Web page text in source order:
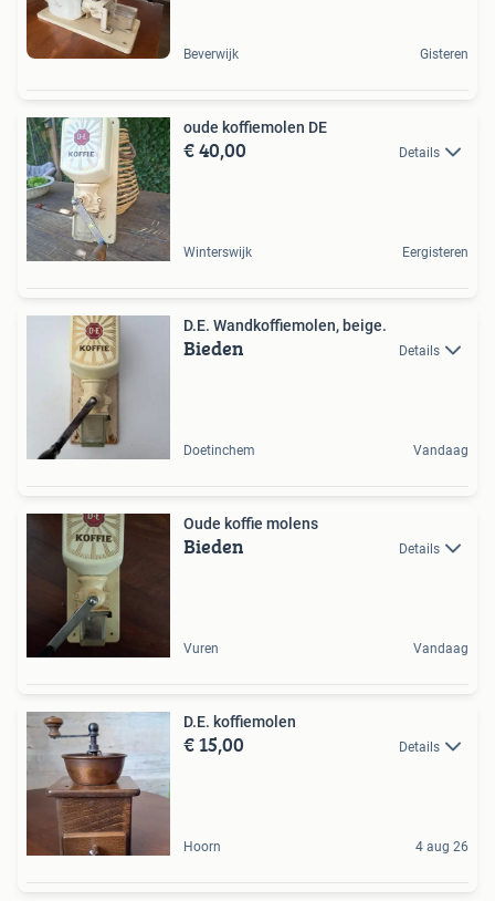
Beverwijk Gisteren
oude koffiemolen DE
€ 40,00 Details
Winterswijk Eergisteren
D.E. Wandkoffiemolen, beige.
Bieden Details
Doetinchem Vandaag
Oude koffie molens
Bieden Details
Vuren Vandaag
D.E. koffiemolen
€ 15,00 Details
Hoorn 4 aug 26